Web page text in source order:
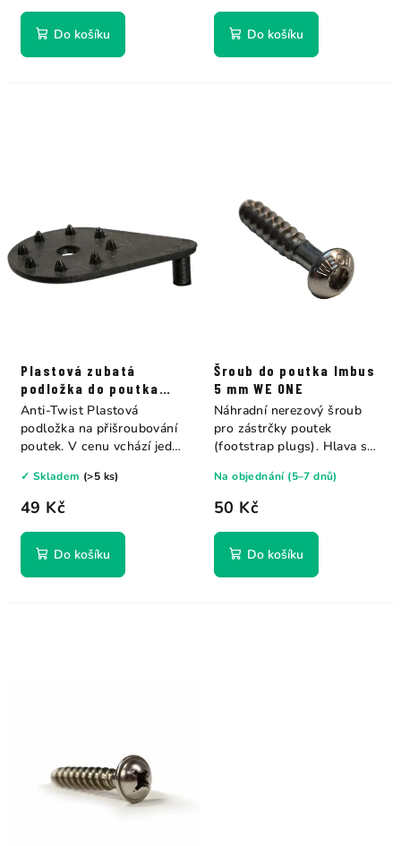
Do košíku Do košíku
Plastová zubatá
podložka do poutka
Anti-Twist
49 Kč
✓ Skladem (>5 ks)
Do košíku
Anti-Twist Plastová
podložka na přišroubování
poutek. V cenu vchází jedna
Šroub do poutka Imbus
5 mm WE ONE
50 Kč
Na objednání (5–7 dnů)
Do košíku
Náhradní nerezový šroub
pro zástrčky poutek
(footstrap plugs). Hlava s